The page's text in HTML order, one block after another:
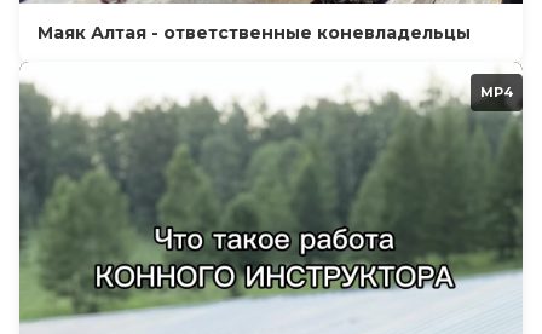
Маяк Алтая - ответственные коневладельцы
MP4